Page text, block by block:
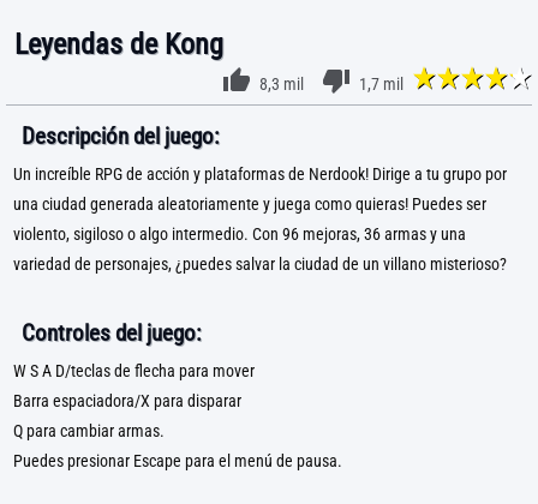
Leyendas de Kong
8,3 mil 1,7 mil
Descripción del juego:
Un increíble RPG de acción y plataformas de Nerdook! Dirige a tu grupo por
una ciudad generada aleatoriamente y juega como quieras! Puedes ser
violento, sigiloso o algo intermedio. Con 96 mejoras, 36 armas y una
variedad de personajes, ¿puedes salvar la ciudad de un villano misterioso?
Controles del juego:
W S A D/teclas de flecha para mover
Barra espaciadora/X para disparar
Q para cambiar armas.
Puedes presionar Escape para el menú de pausa.